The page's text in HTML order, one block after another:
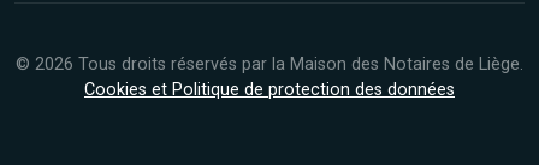
© 2026 Tous droits réservés par la Maison des Notaires de Liège.
Cookies et Politique de protection des données